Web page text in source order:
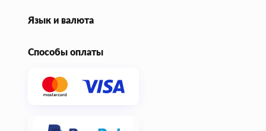
Язык и валюта
Способы оплаты